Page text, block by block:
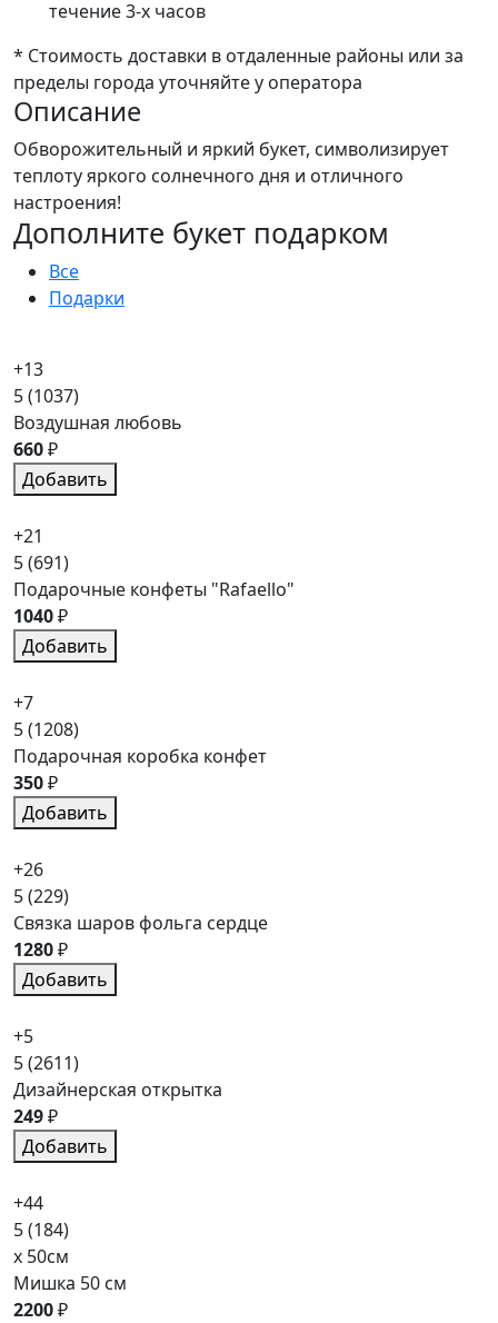
течение 3-х часов
* Стоимость доставки в отдаленные районы или за
пределы города уточняйте у оператора
Описание
Обворожительный и яркий букет, символизирует
теплоту яркого солнечного дня и отличного
настроения!
Дополните букет подарком
Все
Подарки
+13
5(1037)
Воздушная любовь
660₽
Добавить
+21
5(691)
Подарочные конфеты "Rafaello"
1040₽
Добавить
+7
5(1208)
Подарочная коробка конфет
350₽
Добавить
+26
5(229)
Связка шаров фольга сердце
1280₽
Добавить
+5
5(2611)
Дизайнерская открытка
249₽
Добавить
+44
5(184)
x 50см
Мишка 50 см
2200₽